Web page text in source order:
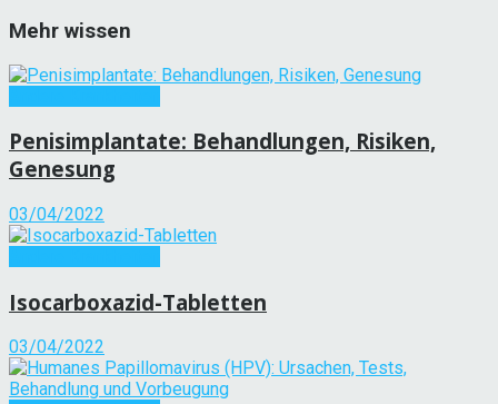
Mehr wissen
Penisimplantate: Behandlungen, Risiken,
Genesung
03/04/2022
Isocarboxazid-Tabletten
03/04/2022